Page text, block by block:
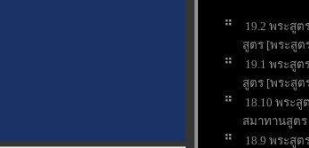
19.2 พระสู
สูตร [พระสูต
19.1 พระสู
สูตร [พระสูต
18.10 พระ
สมาทานสูตร
18.9 พระสู